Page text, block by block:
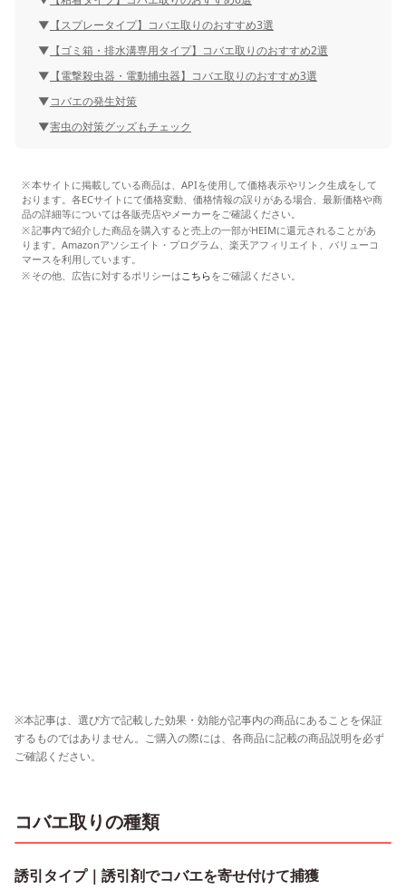
【スプレータイプ】コバエ取りのおすすめ3選
【ゴミ箱・排水溝専用タイプ】コバエ取りのおすすめ2選
【電撃殺虫器・電動捕虫器】コバエ取りのおすすめ3選
コバエの発生対策
害虫の対策グッズもチェック
本サイトに掲載している商品は、APIを使用して価格表示やリンク生成をして
おります。各ECサイトにて価格変動、価格情報の誤りがある場合、最新価格や商
品の詳細等については各販売店やメーカーをご確認ください。
記事内で紹介した商品を購入すると売上の一部がHEIMに還元されることがあ
ります。Amazonアソシエイト・プログラム、楽天アフィリエイト、バリューコ
マースを利用しています。
その他、広告に対するポリシーはこちらをご確認ください。
※本記事は、選び方で記載した効果・効能が記事内の商品にあることを保証
するものではありません。ご購入の際には、各商品に記載の商品説明を必ず
ご確認ください。
コバエ取りの種類
誘引タイプ｜誘引剤でコバエを寄せ付けて捕獲